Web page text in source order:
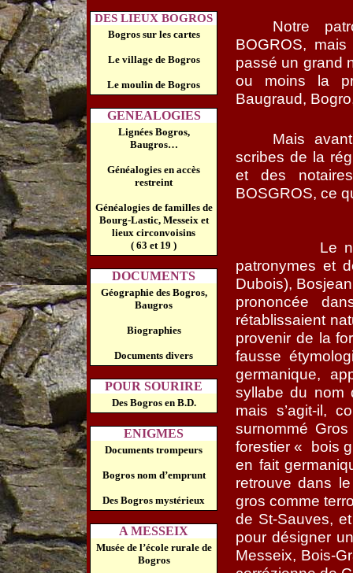
DES LIEUX BOGROS
Bogros sur les cartes
Le village de Bogros
Le moulin de Bogros
GENEALOGIES
Lignées Bogros,
Baugros…
Généalogies en accès
restreint
Généalogies de familles de
Bourg-Lastic, Messeix et
lieux circonvoisins
( 63 et 19 )
DOCUMENTS
Géographie des Bogros,
Baugros
Biographies
Documents divers
POUR SOURIRE
Des Bogros en B.D.
ENIGMES
Documents trompeurs
Bogros nom d’emprunt
Des Bogros mystérieux
A MESSEIX
Musée de l’école rurale de
Bogros
Notre
BOGROS,
passé un grand
ou moins la
Baugraud,
Mais
scribes de la
et des
BOSGROS, ce
Le
patronymes et
Dubois),
prononcée
rétablissaient
provenir de la
fausse
germanique,
syllabe du nom
mais s’agit-il,
surnommé
forestier « bois
en fait
retrouve dans
gros comme
de St-Sauves,
pour désigner
Messeix, Bois-